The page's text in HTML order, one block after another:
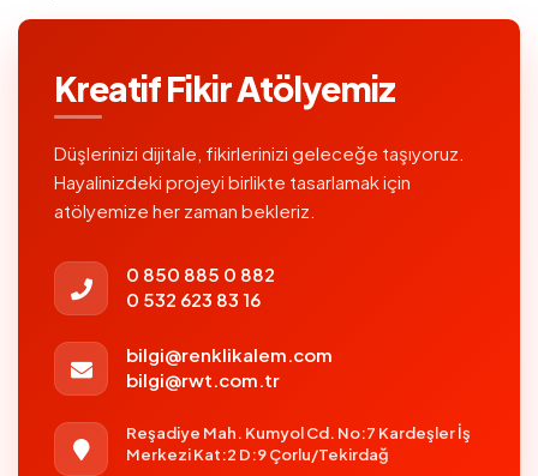
Kreatif Fikir Atölyemiz
Düşlerinizi dijitale, fikirlerinizi geleceğe taşıyoruz.
Hayalinizdeki projeyi birlikte tasarlamak için
atölyemize her zaman bekleriz.
0 850 885 0 882
0 532 623 83 16
bilgi@renklikalem.com
bilgi@rwt.com.tr
Reşadiye Mah. Kumyol Cd. No:7 Kardeşler İş
Merkezi Kat:2 D:9 Çorlu/Tekirdağ